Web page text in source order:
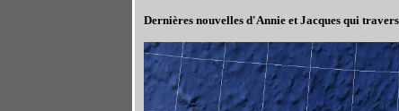
Dernières nouvelles d'Annie et Jacques qui